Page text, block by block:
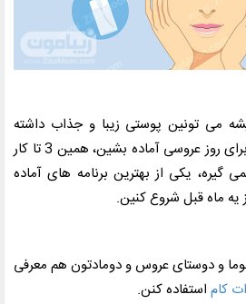
همیشه می تونین پوستی زیبا و جذاب داشته
باشین، اما اگه قصد دارین برای روز عروسی آماده بشین، همین 3 تا کار
گیره، یکی از بهترین برنامه های آماده
ماه قبل شروع کنین.
و دوستای عروس و دومادتون هم معرفی
کام استفاده کنن.